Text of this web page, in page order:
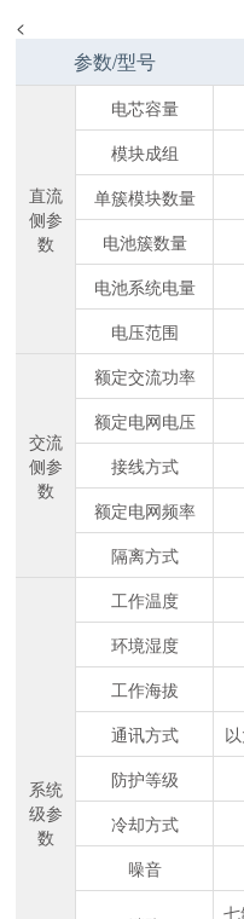
<
参数/型号
直流
侧参
数
电芯容量
模块成组
单簇模块数量
电池簇数量
电池系统电量
电压范围
交流
侧参
数
额定交流功率
额定电网电压
接线方式
额定电网频率
隔离方式
系统
级参
数
工作温度
环境湿度
工作海拔
通讯方式
防护等级
冷却方式
噪音